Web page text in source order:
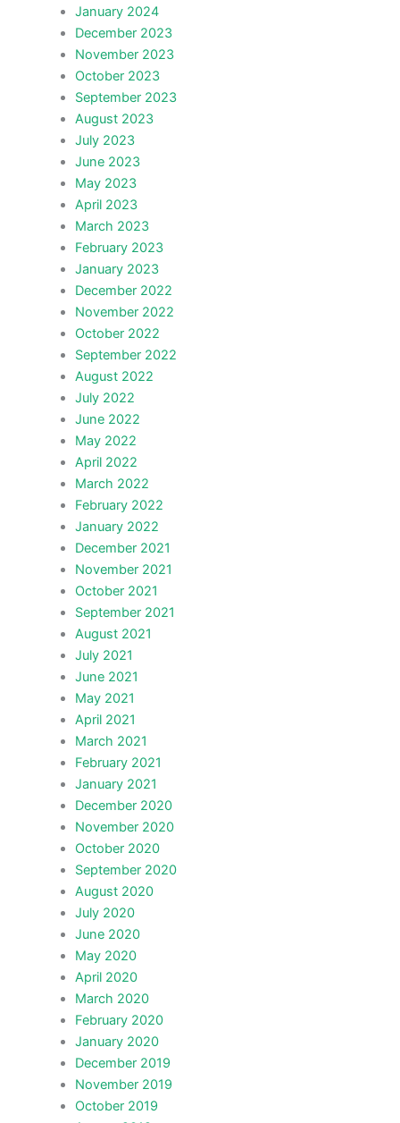
January 2024
December 2023
November 2023
October 2023
September 2023
August 2023
July 2023
June 2023
May 2023
April 2023
March 2023
February 2023
January 2023
December 2022
November 2022
October 2022
September 2022
August 2022
July 2022
June 2022
May 2022
April 2022
March 2022
February 2022
January 2022
December 2021
November 2021
October 2021
September 2021
August 2021
July 2021
June 2021
May 2021
April 2021
March 2021
February 2021
January 2021
December 2020
November 2020
October 2020
September 2020
August 2020
July 2020
June 2020
May 2020
April 2020
March 2020
February 2020
January 2020
December 2019
November 2019
October 2019